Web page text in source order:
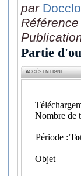
par
Référence
Partie
ACCÈS EN LIGNE